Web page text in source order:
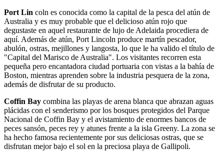
Port Lin coln es conocida como la capital de la pesca del atún de
Australia y es muy probable que el delicioso atún rojo que
degustaste en aquel restaurante de lujo de Adelaida procediera de
aquí. Además de atún, Port Lincoln produce martín pescador,
abulón, ostras, mejillones y langosta, lo que le ha valido el título de
"Capital del Marisco de Australia". Los visitantes recorren esta
pequeña pero encantadora ciudad portuaria con vistas a la bahía de
Boston, mientras aprenden sobre la industria pesquera de la zona,
además de disfrutar de su producto.
Coffin Bay combina las playas de arena blanca que abrazan aguas
plácidas con el senderismo por los bosques protegidos del Parque
Nacional de Coffin Bay y el avistamiento de enormes bancos de
peces sansón, peces rey y atunes frente a la isla Greeny. La zona se
ha hecho famosa recientemente por sus deliciosas ostras, que se
disfrutan mejor bajo el sol en la preciosa playa de Gallipoli.